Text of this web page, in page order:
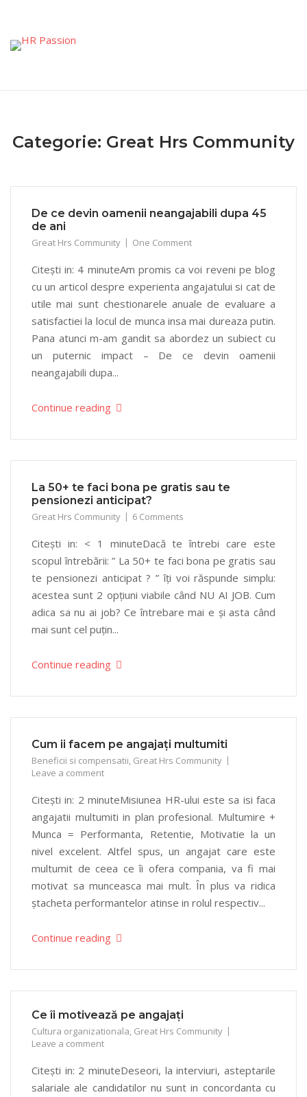
content
Categorie: Great Hrs Community
De ce devin oamenii neangajabili dupa 45
de ani
Great Hrs Community One Comment
Citești in: 4 minuteAm promis ca voi reveni pe blog
cu un articol despre experienta angajatului si cat de
utile mai sunt chestionarele anuale de evaluare a
satisfactiei la locul de munca insa mai dureaza putin.
Pana atunci m-am gandit sa abordez un subiect cu
un puternic impact – De ce devin oamenii
neangajabili dupa...
Continue reading
La 50+ te faci bona pe gratis sau te
pensionezi anticipat?
Great Hrs Community 6 Comments
Citești in: < 1 minuteDacă te întrebi care este
scopul întrebării: ” La 50+ te faci bona pe gratis sau
te pensionezi anticipat ? ” îți voi răspunde simplu:
acestea sunt 2 opțiuni viabile când NU AI JOB. Cum
adica sa nu ai job? Ce întrebare mai e și asta când
mai sunt cel puțin...
Continue reading
Cum ii facem pe angajați multumiti
Beneficii si compensatii, Great Hrs Community
Leave a comment
Citești in: 2 minuteMisiunea HR-ului este sa isi faca
angajatii multumiti in plan profesional. Multumire +
Munca = Performanta, Retentie, Motivatie la un
nivel excelent. Altfel spus, un angajat care este
multumit de ceea ce îi ofera compania, va fi mai
motivat sa munceasca mai mult. În plus va ridica
ștacheta performantelor atinse in rolul respectiv...
Continue reading
Ce îi motivează pe angajați
Cultura organizationala, Great Hrs Community
Leave a comment
Citești in: 2 minuteDeseori, la interviuri, asteptarile
salariale ale candidatilor nu sunt in concordanta cu